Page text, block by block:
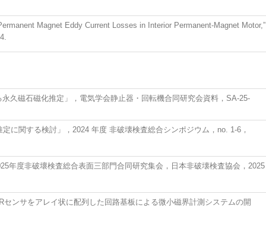
Magnet Eddy Current Losses in Interior Permanent-Magnet Motor,”
久磁石磁化推定」，電気学会静止器・回転機合同研究会資料，SA-25-
に関する検討」，2024 年度 非破壊検査総合シンポジウム，no. 1-6，
年度非破壞検査総合表面三部門合同研究集会，日本非破壊検査協会，2025
ンサをアレイ状に配列した回路基板による微小磁界計測システムの開